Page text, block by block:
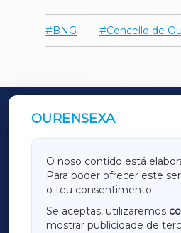
BNG Concello de
OURENSEXA
O noso contido está
Para poder ofrecer este
o teu consentimento.
Se aceptas, utilizaremos
mostrar publicidade de
OUTROS
GALICIAXA
AMARIÑAXA
OURENSEXA